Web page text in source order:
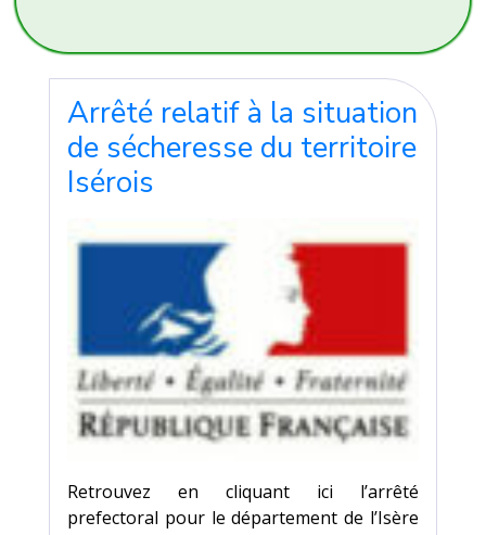
Arrêté relatif à la situation
de sécheresse du territoire
Isérois
Retrouvez en cliquant ici l’arrêté
prefectoral pour le département de l’Isère